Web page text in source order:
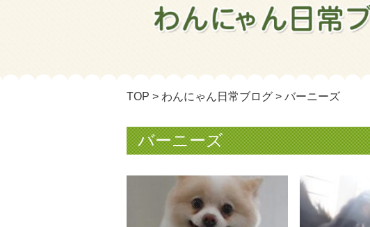
TOP > わんにゃん日常ブログ > バーニーズ
バーニーズ